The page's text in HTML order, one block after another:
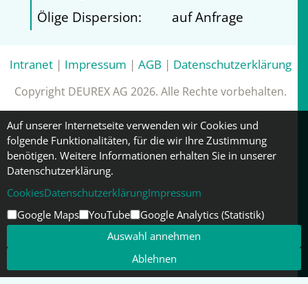
Ölige Dispersion:
auf Anfrage
Intranet | Impressum | AGB | Datenschutzerklärung
Copyright DEUREX AG 2026. Alle Rechte vorbehalten.
Auf unserer Internetseite verwenden wir Cookies und
folgende Funktionalitäten, für die wir Ihre Zustimmung
benötigen. Weitere Informationen erhalten Sie in unserer
Datenschutzerklärung.
CookiesDatenschutzerklärungImpressum
Google Maps
YouTube
Google Analytics (Statistik)
Auswahl annehmen
Ablehnen